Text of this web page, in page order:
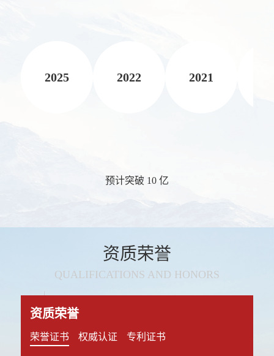
2025 2022 2021
预计突破 10 亿
资质荣誉
QUALIFICATIONS AND HONORS
资质荣誉
荣誉证书 权威认证 专利证书